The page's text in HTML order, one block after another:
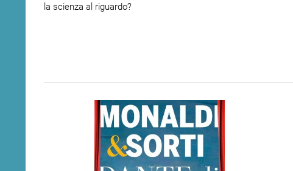
la scienza al riguardo?